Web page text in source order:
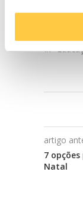
Liberdade
In
artigo
7
Natal